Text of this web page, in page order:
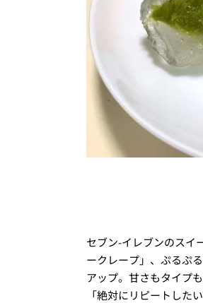
セブン-イレブンのスイ
ークレープ」、ぷるぷ
アップ。甘さもタイプ
「絶対にリピートした